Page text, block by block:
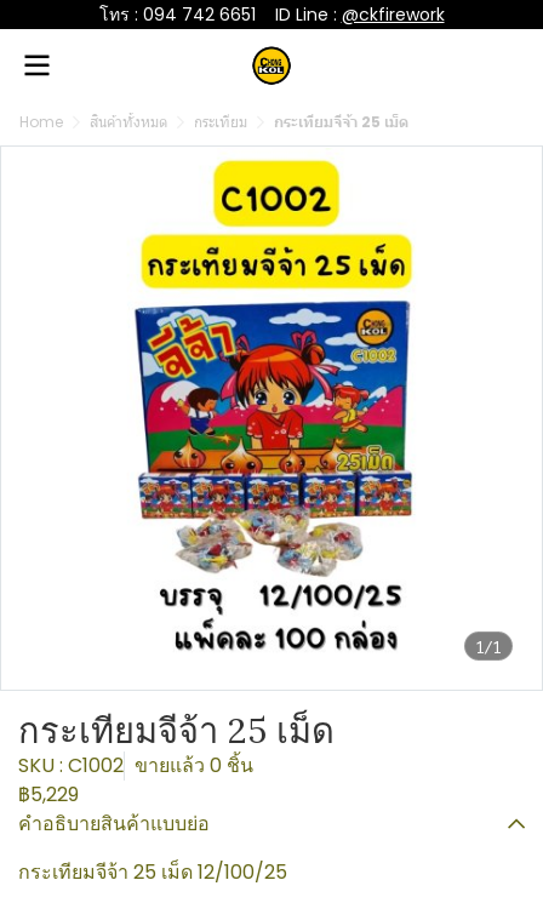
โทร : 094 742 6651 ID Line : @ckfirework
Home สินค้าทั้งหมด กระเทียม กระเทียมจีจ้า 25 เม็ด
1/1
กระเทียมจีจ้า 25 เม็ด
SKU : C1002 ขายแล้ว 0 ชิ้น
฿5,229
คำอธิบายสินค้าแบบย่อ
กระเทียมจีจ้า 25 เม็ด 12/100/25